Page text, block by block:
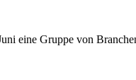
eine Gruppe von